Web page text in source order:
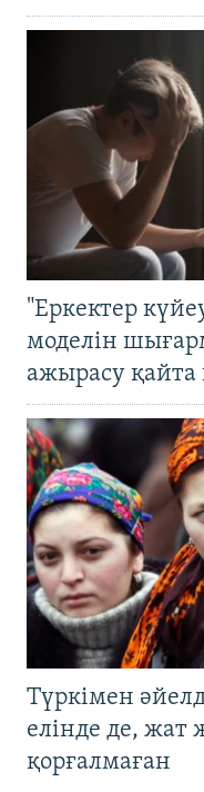
"Еркектер
моделін
ажырасу қайта
Түркімен
елінде де, жат
қорғалмаған